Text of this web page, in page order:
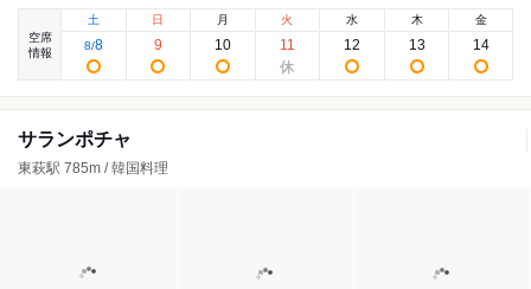
空席
情報
土
8/8
日
9
月
10
火
11
水
12
木
13
金
14
サランポチャ
東萩駅 785m / 韓国料理